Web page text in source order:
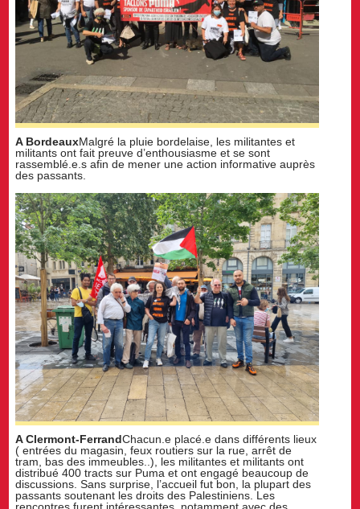
A BordeauxMalgré la pluie bordelaise, les militantes et
militants ont fait preuve d’enthousiasme et se sont
rassemblé.e.s afin de mener une action informative auprès
des passants.
A Clermont-FerrandChacun.e placé.e dans différents lieux
( entrées du magasin, feux routiers sur la rue, arrêt de
tram, bas des immeubles..), les militantes et militants ont
distribué 400 tracts sur Puma et ont engagé beaucoup de
discussions. Sans surprise, l’accueil fut bon, la plupart des
passants soutenant les droits des Palestiniens. Les